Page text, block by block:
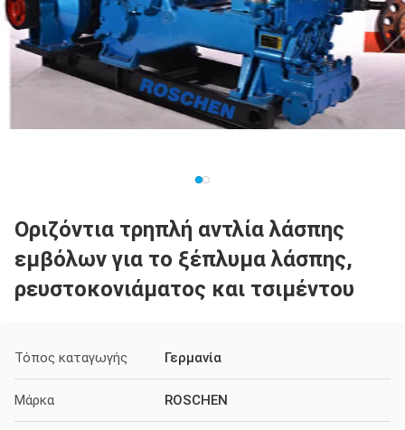
Οριζόντια τρηπλή αντλία λάσπης
εμβόλων για το ξέπλυμα λάσπης,
ρευστοκονιάματος και τσιμέντου
Τόπος καταγωγής Γερμανία
Μάρκα ROSCHEN